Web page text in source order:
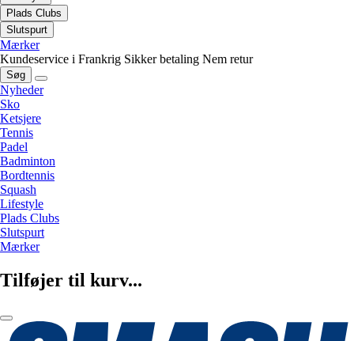
Plads Clubs
Slutspurt
Mærker
Kundeservice i Frankrig Sikker betaling Nem retur
Søg
Nyheder
Sko
Ketsjere
Tennis
Padel
Badminton
Bordtennis
Squash
Lifestyle
Plads Clubs
Slutspurt
Mærker
Tilføjer til kurv...